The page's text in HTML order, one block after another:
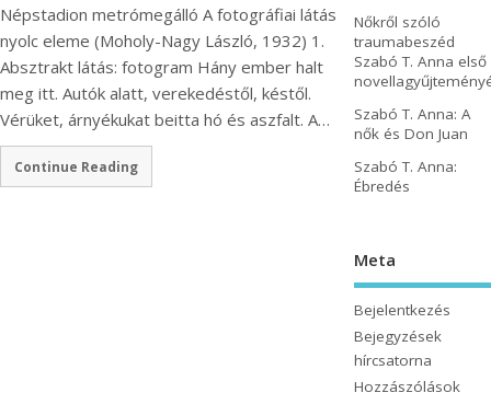
Népstadion metrómegálló A fotográfiai látás
nyolc eleme (Moholy-Nagy László, 1932) 1.
Absztrakt látás: fotogram Hány ember halt
meg itt. Autók alatt, verekedéstől, késtől.
Vérüket, árnyékukat beitta hó és aszfalt. A…
Continue Reading
Nőkről szóló
traumabeszéd
Szabó T. Anna első
Szabó T. Anna: A
nők és Don Juan
Szabó T. Anna:
Ébredés
Meta
Bejelentkezés
Bejegyzések
hírcsatorna
Hozzászólások